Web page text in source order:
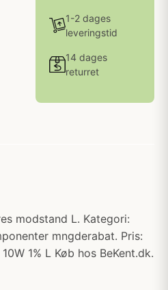
1-2 dages
leveringstid
14 dages
returret
modstand L. Kategori:
mngderabat. Pris:
1% L Køb hos BeKent.dk.